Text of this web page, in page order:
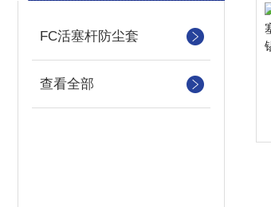
FC活塞杆防尘套
查看全部